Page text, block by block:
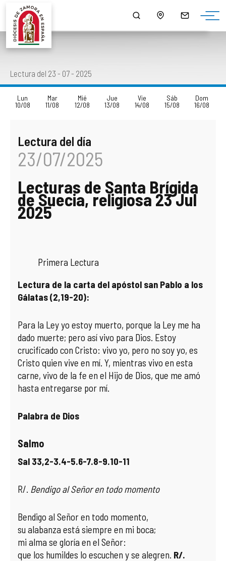
Lectura del 23 - 07 - 2025
Lun
10/08
Mar
11/08
Mié
12/08
Jue
13/08
Vie
14/08
Sáb
15/08
Dom
16/08
Lectura del día
23/07/2025
Lecturas de Santa Brígida
de Suecia, religiosa 23 Jul
2025
Primera Lectura
Lectura de la carta del apóstol san Pablo a los
Gálatas (2,19-20):
Para la Ley yo estoy muerto, porque la Ley me ha
dado muerte; pero así vivo para Dios. Estoy
crucificado con Cristo: vivo yo, pero no soy yo, es
Cristo quien vive en mí. Y, mientras vivo en esta
carne, vivo de la fe en el Hijo de Dios, que me amó
hasta entregarse por mí.
Palabra de Dios
Salmo
Sal 33,2-3.4-5.6-7.8-9.10-11
R/. Bendigo al Señor en todo momento
Bendigo al Señor en todo momento,
su alabanza está siempre en mi boca;
mi alma se gloría en el Señor:
que los humildes lo escuchen y se alegren. R/.
¿QUIÉNES SOMOS?
EPISCOPOLOGIO
NORMATIVA DIOCESANA
MONUMENTOS BIC - BIEN DE INTERÉS CULTURAL
PATRIMONIO ROBADO
CÓDIGO DE CONDUCTA
PORTAL DE TRANSPARENCIA
RENDICIÓN CUENTAS ENTIDADES RELIGIOSAS
PREGUNTAS FRECUENTES
MONS. FERNANDO VALERA SÁNCHEZ
MULTIMEDIA
ORGANIGRAMA
CURIA DIOCESANA
CABILDO CATEDRAL
SEMINARIOS DIOCESANOS
OTROS ORGANISMOS Y SERVICIOS DIOCESANOS
ENSEÑANZA
APOSTOLADO SEGLAR
VIDA CONSAGRADA
HORARIO DE MISAS
LISTADO DE NUESTRAS PARROQUIAS
NOTICIAS
SALUS
CAMPAÑAS
AGENDA
DESCARGAS
ENLACES DE INTERÉS
AUDIOS